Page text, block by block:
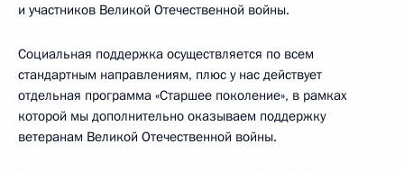
и участников Великой Отечественной войны.
Социальная поддержка осуществляется по всем
стандартным направлениям, плюс у нас действует
отдельная программа «Старшее поколение», в рамках
которой мы дополнительно оказываем поддержку
ветеранам Великой Отечественной войны.